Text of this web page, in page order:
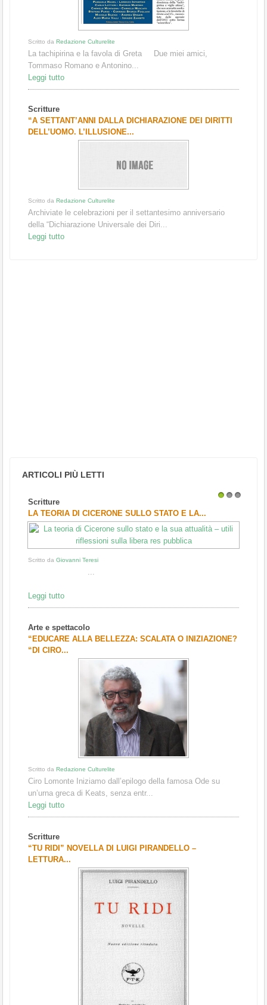
Scritto da Redazione Culturelite
La tachipirina e la favola di Greta Due miei amici,
Tommaso Romano e Antonino...
Leggi tutto
Scritture
“A SETTANT’ANNI DALLA DICHIARAZIONE DEI DIRITTI
DELL’UOMO. L’ILLUSIONE...
Scritto da Redazione Culturelite
Archiviate le celebrazioni per il settantesimo anniversario
della “Dichiarazione Universale dei Diri...
Leggi tutto
ARTICOLI PIÙ LETTI
Scritture
LA TEORIA DI CICERONE SULLO STATO E LA...
Scritto da Giovanni Teresi
...
Leggi tutto
Arte e spettacolo
“EDUCARE ALLA BELLEZZA: SCALATA O INIZIAZIONE?
“DI CIRO...
Scritto da Redazione Culturelite
Ciro Lomonte Iniziamo dall’epilogo della famosa Ode su
un’urna greca di Keats, senza entr...
Leggi tutto
Scritture
“TU RIDI” NOVELLA DI LUIGI PIRANDELLO –
LETTURA...